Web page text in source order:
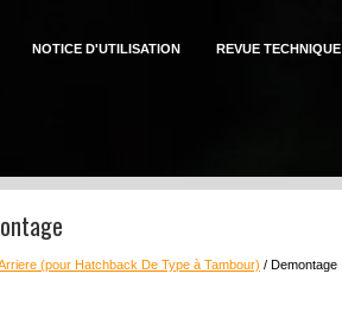
NOTICE D'UTILISATION REVUE TECHNIQUE
(pour Hatchback De Type à Tambour) / Demontage